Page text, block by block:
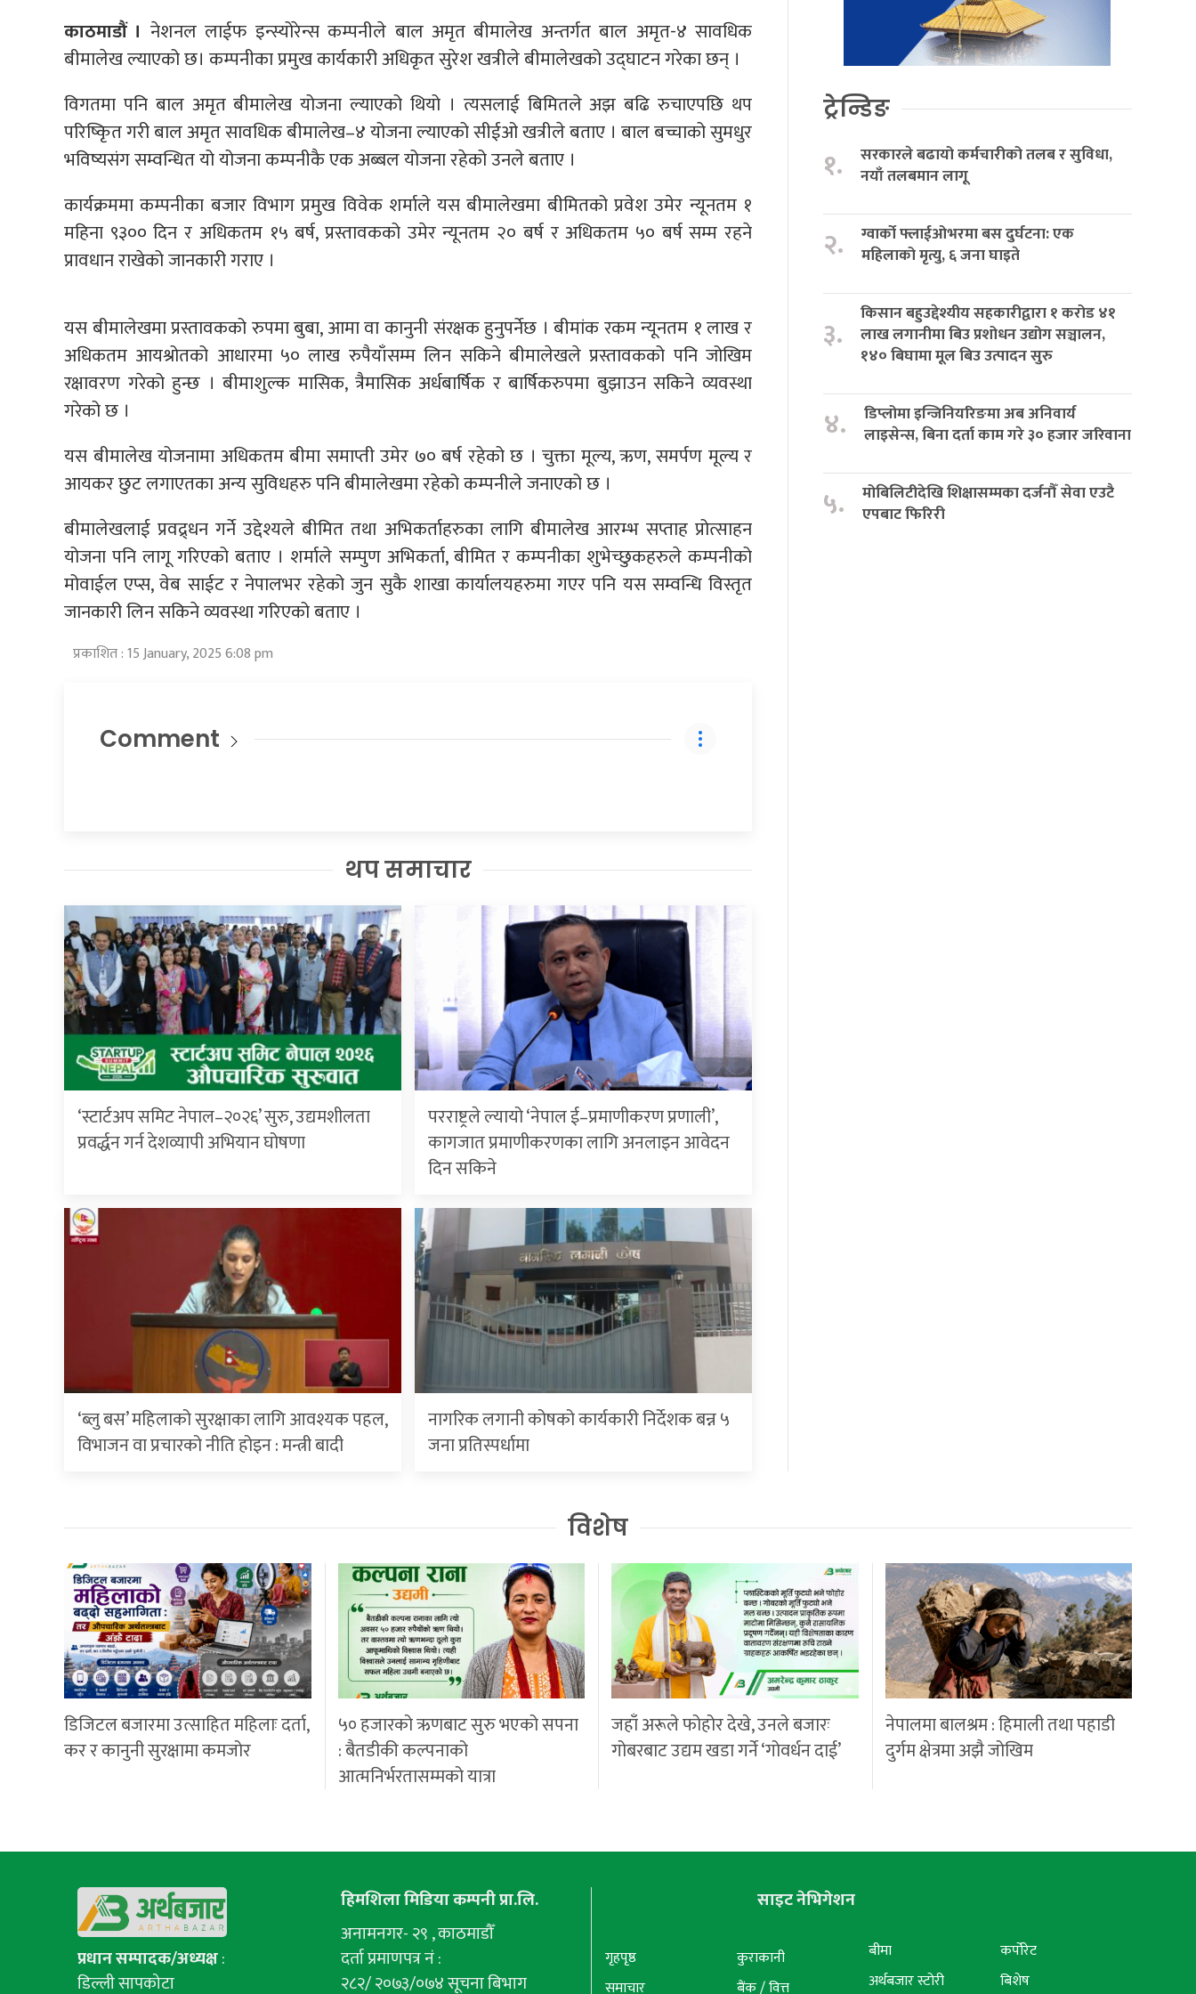
काठमाडौं । नेशनल लाईफ इन्स्योरेन्स कम्पनीले बाल अमृत बीमालेख अन्तर्गत बाल अमृत-४ सावधिक
बीमालेख ल्याएको छ। कम्पनीका प्रमुख कार्यकारी अधिकृत सुरेश खत्रीले बीमालेखको उद्घाटन गरेका छन् ।
विगतमा पनि बाल अमृत बीमालेख योजना ल्याएको थियो । त्यसलाई बिमितले अझ बढि रुचाएपछि थप
परिष्किृत गरी बाल अमृत सावधिक बीमालेख–४ योजना ल्याएको सीईओ खत्रीले बताए । बाल बच्चाको सुमधुर
भविष्यसंग सम्वन्धित यो योजना कम्पनीकै एक अब्बल योजना रहेको उनले बताए ।
कार्यक्रममा कम्पनीका बजार विभाग प्रमुख विवेक शर्माले यस बीमालेखमा बीमितको प्रवेश उमेर न्यूनतम १
महिना ९३०० दिन र अधिकतम १५ बर्ष, प्रस्तावकको उमेर न्यूनतम २० बर्ष र अधिकतम ५० बर्ष सम्म रहने
प्रावधान राखेको जानकारी गराए ।
यस बीमालेखमा प्रस्तावकको रुपमा बुबा, आमा वा कानुनी संरक्षक हुनुपर्नेछ । बीमांक रकम न्यूनतम १ लाख र
अधिकतम आयश्रोतको आधारमा ५० लाख रुपैयाँसम्म लिन सकिने बीमालेखले प्रस्तावकको पनि जोखिम
रक्षावरण गरेको हुन्छ । बीमाशुल्क मासिक, त्रैमासिक अर्धबार्षिक र बार्षिकरुपमा बुझाउन सकिने व्यवस्था
गरेको छ ।
यस बीमालेख योजनामा अधिकतम बीमा समाप्ती उमेर ७० बर्ष रहेको छ । चुक्ता मूल्य, ऋण, समर्पण मूल्य र
आयकर छुट लगाएतका अन्य सुविधहरु पनि बीमालेखमा रहेको कम्पनीले जनाएको छ ।
बीमालेखलाई प्रवद्र्धन गर्ने उद्देश्यले बीमित तथा अभिकर्ताहरुका लागि बीमालेख आरम्भ सप्ताह प्रोत्साहन
योजना पनि लागू गरिएको बताए । शर्माले सम्पुण अभिकर्ता, बीमित र कम्पनीका शुभेच्छुकहरुले कम्पनीको
मोवाईल एप्स, वेब साईट र नेपालभर रहेको जुन सुकै शाखा कार्यालयहरुमा गएर पनि यस सम्वन्धि विस्तृत
जानकारी लिन सकिने व्यवस्था गरिएको बताए ।
प्रकाशित : 15 January, 2025 6:08 pm
Comment
थप समाचार
‘स्टार्टअप समिट नेपाल–२०२६’ सुरु, उद्यमशीलता
प्रवर्द्धन गर्न देशव्यापी अभियान घोषणा
परराष्ट्रले ल्यायो ‘नेपाल ई–प्रमाणीकरण प्रणाली’,
कागजात प्रमाणीकरणका लागि अनलाइन आवेदन
दिन सकिने
‘ब्लु बस’ महिलाको सुरक्षाका लागि आवश्यक पहल,
विभाजन वा प्रचारको नीति होइन : मन्त्री बादी
नागरिक लगानी कोषको कार्यकारी निर्देशक बन्न ५
जना प्रतिस्पर्धामा
ट्रेन्डिङ
१.
सरकारले बढायो कर्मचारीको तलब र सुविधा,
नयाँ तलबमान लागू
२.
ग्वार्को फ्लाईओभरमा बस दुर्घटना: एक
महिलाको मृत्यु, ६ जना घाइते
३.
किसान बहुउद्देश्यीय सहकारीद्वारा १ करोड ४१
लाख लगानीमा बिउ प्रशोधन उद्योग सञ्चालन,
१४० बिघामा मूल बिउ उत्पादन सुरु
४.
डिप्लोमा इन्जिनियरिङमा अब अनिवार्य
लाइसेन्स, बिना दर्ता काम गरे ३० हजार जरिवाना
५.
मोबिलिटीदेखि शिक्षासम्मका दर्जनौँ सेवा एउटै
एपबाट फिरिरी
विशेष
डिजिटल बजारमा उत्साहित महिलाः दर्ता,
कर र कानुनी सुरक्षामा कमजोर
५० हजारको ऋणबाट सुरु भएको सपना
: बैतडीकी कल्पनाको
आत्मनिर्भरतासम्मको यात्रा
जहाँ अरूले फोहोर देखे, उनले बजारः
गोबरबाट उद्यम खडा गर्ने ‘गोवर्धन दाई’
नेपालमा बालश्रम : हिमाली तथा पहाडी
दुर्गम क्षेत्रमा अझै जोखिम
प्रधान सम्पादक/अध्यक्ष:
डिल्ली सापकोटा
हिमशिला मिडिया कम्पनी प्रा.लि.
अनामनगर- २९ , काठमाडौँ
दर्ता प्रमाणपत्र नं :
२८२/ २०७३/०७४ सूचना बिभाग
साइट नेभिगेशन
गृहपृष्ठ
समाचार
कुराकानी
बैंक / वित्त
बीमा
अर्थबजार स्टोरी
कर्पोरेट
बिशेष